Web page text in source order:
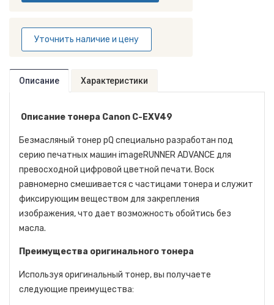
Уточнить наличие и цену
Описание Характеристики
Описание тонера Canon C-EXV49
Безмасляный тонер pQ специально разработан под
серию печатных машин imageRUNNER ADVANCE для
превосходной цифровой цветной печати. Воск
равномерно смешивается с частицами тонера и служит
фиксирующим веществом для закрепления
изображения, что дает возможность обойтись без
масла.
Преимущества оригинального тонера
Используя оригинальный тонер, вы получаете
следующие преимущества: